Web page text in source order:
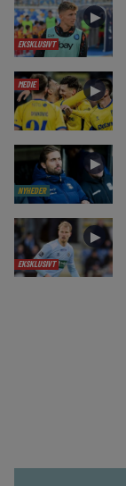
EKSKLUSIVT
►
MEDIE ►
NYHEDER
►
EKSKLUSIVT
►